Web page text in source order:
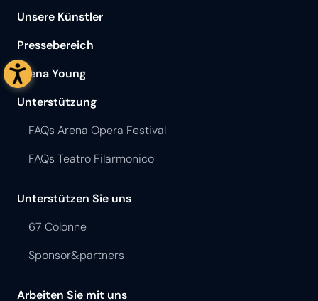
Unsere Künstler
Pressebereich
Arena Young
Unterstützung
FAQs Arena Opera Festival
FAQs Teatro Filarmonico
Unterstützen Sie uns
67 Colonne
Sponsor&partners
Arbeiten Sie mit uns